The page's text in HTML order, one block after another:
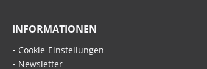
INFORMATIONEN
Cookie-Einstellungen
Newsletter